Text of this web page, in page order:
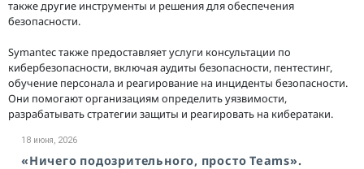
также другие инструменты и решения для обеспечения
безопасности.
Symantec также предоставляет услуги консультации по
кибербезопасности, включая аудиты безопасности, пентестинг,
обучение персонала и реагирование на инциденты безопасности.
Они помогают организациям определить уязвимости,
разрабатывать стратегии защиты и реагировать на кибератаки.
18 июня, 2026
«Ничего подозрительного, просто Teams».